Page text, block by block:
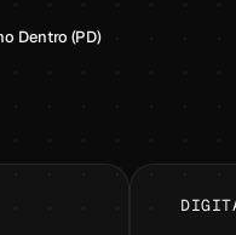
Dentro (PD)